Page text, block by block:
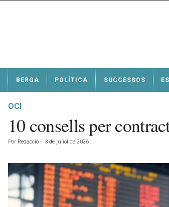
t
BERGA POLÍTICA SUCCESSOS
OCI
10 consells per
Por Redacció - 3 de juliol de 2026